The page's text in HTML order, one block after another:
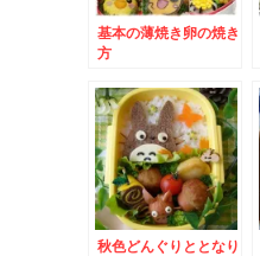
基本の薄焼き卵の焼き
方
秋色どんぐりととなり